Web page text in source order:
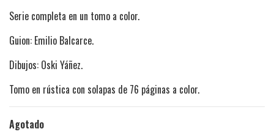
Serie completa en un tomo a color.
Guion: Emilio Balcarce.
Dibujos: Oski Yáñez.
Tomo en rústica con solapas de 76 páginas a color.
Agotado